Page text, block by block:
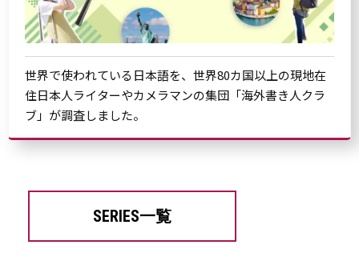
世界で使われている日本語を、世界80カ国以上の現地在
住日本人ライターやカメラマンの集団「海外書き人クラ
ブ」が調査しました。
SERIES一覧